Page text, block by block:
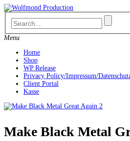
Skip
to
content
Menu
Home
Shop
WP Release
Privacy Policy/Impressum/
Client Portal
Kasse
Make Black Metal